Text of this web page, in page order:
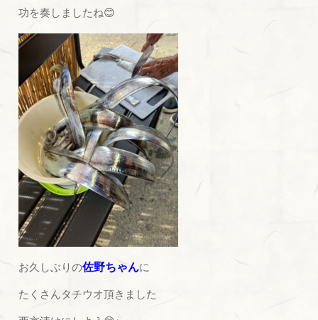
功を奏しましたね😊
お久しぶりの佐野ちゃんに
たくさんタチウオ頂きました